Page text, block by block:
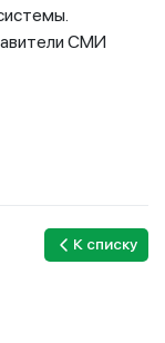
СМИ
К списку